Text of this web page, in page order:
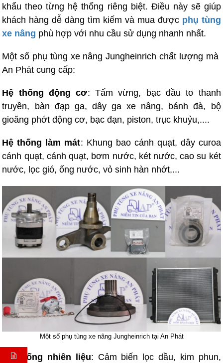
khẩu theo từng hệ thống riêng biệt. Điều này sẽ giúp
khách hàng dễ dàng tìm kiếm và mua được phụ tùng
xe nâng phù hợp với nhu cầu sử dụng nhanh nhất.
Một số phụ tùng xe nâng Jungheinrich chất lượng mà
An Phát cung cấp:
Hệ thống động cơ: Tấm vừng, bạc đầu to thanh
truyền, bàn đạp ga, dây ga xe nâng, bánh đà, bộ
gioăng phớt động cơ, bạc đạn, piston, trục khuỷu,....
Hệ thống làm mát: Khung bao cánh quạt, dây curoa
cánh quạt, cánh quạt, bơm nước, két nước, cao su két
nước, lọc gió, ống nước, vỏ sinh hàn nhớt,...
Một số phụ tùng xe nâng Jungheinrich tại An Phát
Hệ thống nhiên liệu: Cảm biến lọc dầu, kim phun,